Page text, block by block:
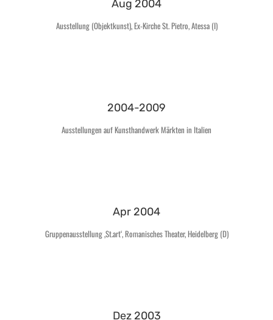
Aug 2004
Ausstellung (Objektkunst), Ex-Kirche St. Pietro, Atessa (I)
2004-2009
Ausstellungen auf Kunsthandwerk Märkten in Italien
Apr 2004
Gruppenausstellung ‚St.art‘, Romanisches Theater, Heidelberg (D)
Dez 2003